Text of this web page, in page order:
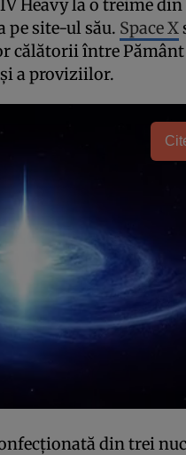
Heavy la o treime
pe site-ul său. Space X
călătorii între
a proviziilor.
din trei